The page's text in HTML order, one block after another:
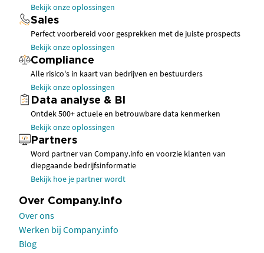
Bekijk onze oplossingen
Sales
Perfect voorbereid voor gesprekken met de juiste prospects
Bekijk onze oplossingen
Compliance
Alle risico's in kaart van bedrijven en bestuurders
Bekijk onze oplossingen
Data analyse & BI
Ontdek 500+ actuele en betrouwbare data kenmerken
Bekijk onze oplossingen
Partners
Word partner van Company.info en voorzie klanten van
diepgaande bedrijfsinformatie
Bekijk hoe je partner wordt
Over Company.info
Over ons
Werken bij Company.info
Blog